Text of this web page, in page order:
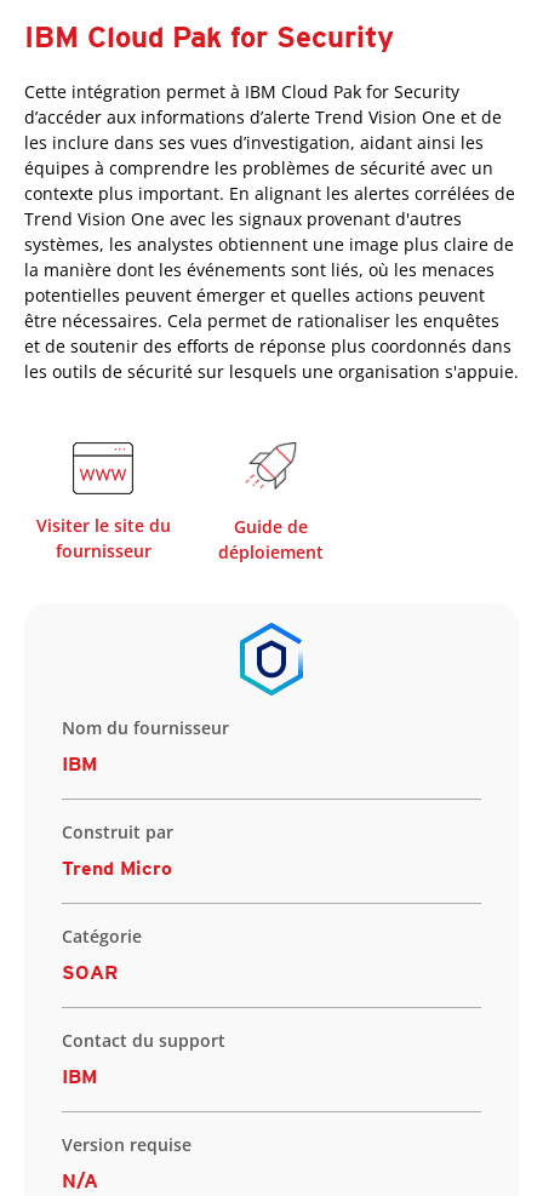
IBM Cloud Pak for Security
Cette intégration permet à IBM Cloud Pak for Security
d’accéder aux informations d’alerte Trend Vision One et de
les inclure dans ses vues d’investigation, aidant ainsi les
équipes à comprendre les problèmes de sécurité avec un
contexte plus important. En alignant les alertes corrélées de
Trend Vision One avec les signaux provenant d'autres
systèmes, les analystes obtiennent une image plus claire de
la manière dont les événements sont liés, où les menaces
potentielles peuvent émerger et quelles actions peuvent
être nécessaires. Cela permet de rationaliser les enquêtes
et de soutenir des efforts de réponse plus coordonnés dans
les outils de sécurité sur lesquels une organisation s'appuie.
Visiter le site du
fournisseur
Guide de
déploiement
Nom du fournisseur
IBM
Construit par
Trend Micro
Catégorie
SOAR
Contact du support
IBM
Version requise
N/A